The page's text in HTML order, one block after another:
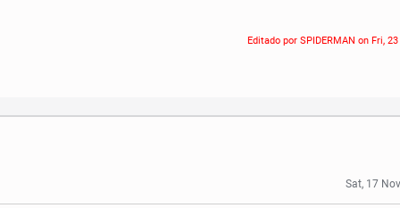
Editado por SPIDERMAN on Fri,
Sat, 17